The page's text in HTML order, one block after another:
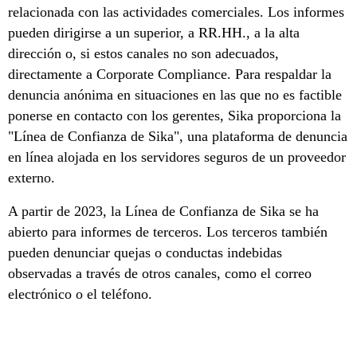
relacionada con las actividades comerciales. Los informes
pueden dirigirse a un superior, a RR.HH., a la alta
dirección o, si estos canales no son adecuados,
directamente a Corporate Compliance. Para respaldar la
denuncia anónima en situaciones en las que no es factible
ponerse en contacto con los gerentes, Sika proporciona la
"Línea de Confianza de Sika", una plataforma de denuncia
en línea alojada en los servidores seguros de un proveedor
externo.
A partir de 2023, la Línea de Confianza de Sika se ha
abierto para informes de terceros. Los terceros también
pueden denunciar quejas o conductas indebidas
observadas a través de otros canales, como el correo
electrónico o el teléfono.